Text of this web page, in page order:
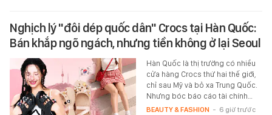
Nghịch lý "đôi dép quốc dân" Crocs tại Hàn Quốc:
Bán khắp ngõ ngách, nhưng tiền không ở lại Seoul
Hàn Quốc là thị trường có nhiều
cửa hàng Crocs thứ hai thế giới,
chỉ sau Mỹ và bỏ xa Trung Quốc.
Nhưng bóc báo cáo tài chính…
BEAUTY & FASHION - 6 giờ trước